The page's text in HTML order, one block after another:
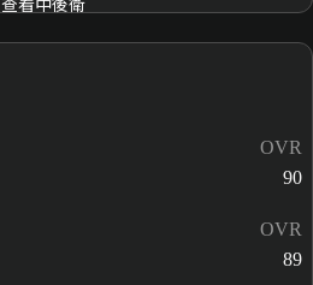
OVR
90
OVR
89